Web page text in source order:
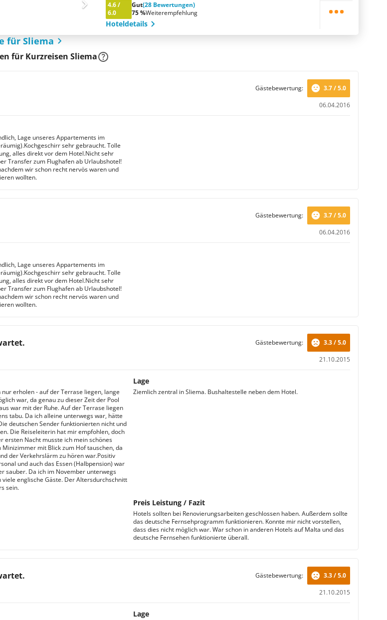
4.6/
6.0
Gut(28 Bewertungen)
75 %Weiterempfehlung
Hoteldetails
für Sliema
für Kurzreisen Sliema
06.04.2016
Gästebewertung: 3.7 / 5.0
Lage unseres Appartements im
sehr gebraucht. Tolle
alles direkt vor dem Hotel.Nicht sehr
Transfer zum Flughafen ab Urlaubshotel!
wir schon recht nervös waren und
wollten.
06.04.2016
Gästebewertung: 3.7 / 5.0
Lage unseres Appartements im
sehr gebraucht. Tolle
alles direkt vor dem Hotel.Nicht sehr
Transfer zum Flughafen ab Urlaubshotel!
wir schon recht nervös waren und
wollten.
21.10.2015
Gästebewertung: 3.3 / 5.0
erholen - auf der Terrase liegen, lange
war, da genau zu dieser Zeit der Pool
war mit der Ruhe. Auf der Terrase liegen
tabu. Da ich alleine unterwegs war, hätte
deutschen Sender funktionierten nicht und
Die Reiseleiterin hat mir empfohlen, doch
ersten Nacht musste ich mein schönes
mit Blick zum Hof tauschen, da
der Verkehrslärm zu hören war.Positiv
und auch das Essen (Halbpension) war
sauber. Da ich im November unterwegs
englische Gäste. Der Altersdurchschnitt
sein.
Lage
Ziemlich zentral in Sliema. Bushaltestelle neben dem Hotel.
Preis Leistung / Fazit
Hotels sollten bei Renovierungsarbeiten geschlossen haben. Außerdem sollte
das deutsche Fernsehprogramm funktionieren. Konnte mir nicht vorstellen,
dass dies nicht möglich war. War schon in anderen Hotels auf Malta und das
deutsche Fernsehen funktionierte überall.
21.10.2015
Gästebewertung: 3.3 / 5.0
Lage